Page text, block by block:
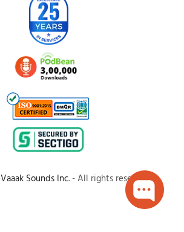
Vaaak Sounds Inc. - All rights reserved.